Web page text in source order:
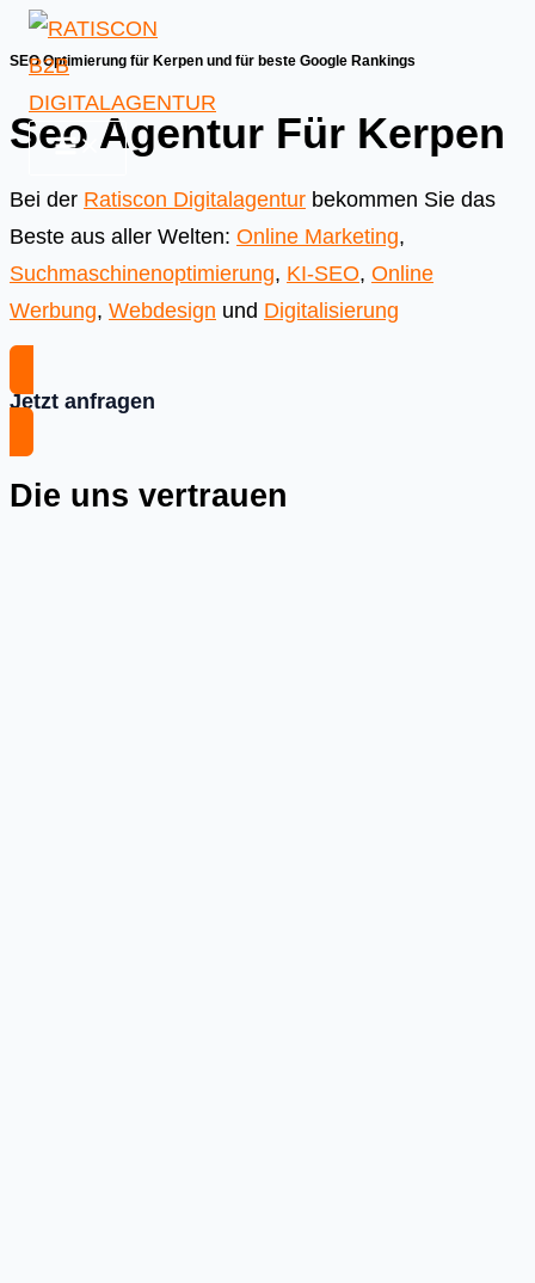
Skip
to
content
SEO Optimierung für Kerpen und für beste Google Rankings
Seo Agentur Für Kerpen
Bei der Ratiscon Digitalagentur bekommen Sie das
Beste aus aller Welten: Online Marketing,
Suchmaschinenoptimierung, KI-SEO, Online
Werbung, Webdesign und Digitalisierung
Jetzt anfragen
Die uns vertrauen